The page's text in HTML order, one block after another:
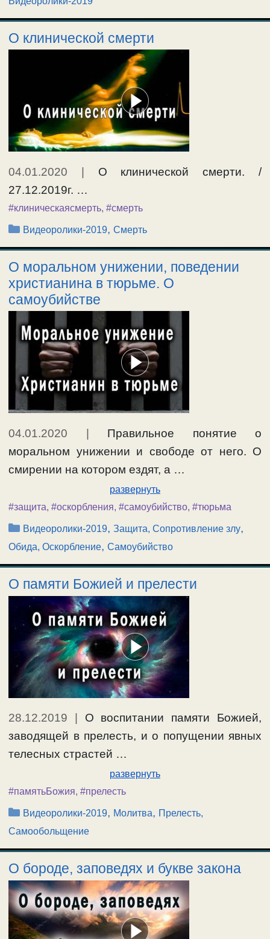
О клинической смерти
04.01.2020 | О клинической смерти. /
27.12.2019г. …
#клиническаясмерть, #смерть
Рубрики
Видеоролики-2019,Смерть
О моральном унижении, поведении
христианина в тюрьме. О
самоубийстве
04.01.2020
Правильное понятие о
моральном унижении и свободе от него. О
смирении на котором ездят, а …
развернуть
#защита, #оскорбления, #самоубийство, #тюрьма
Рубрики
Видеоролики-2019,Защита, Сопротивление злу,
Обида, Оскорбление, Самоубийство
О памяти Божией и прелести
28.12.2019
О воспитании памяти Божией,
заводящей в прелесть, и о попущении явных
телесных страстей …
развернуть
#памятьБожия, #прелесть
Рубрики
Видеоролики-2019, Молитва, Прелесть,
Самообольщение
О бороде, заповедях и букве закона